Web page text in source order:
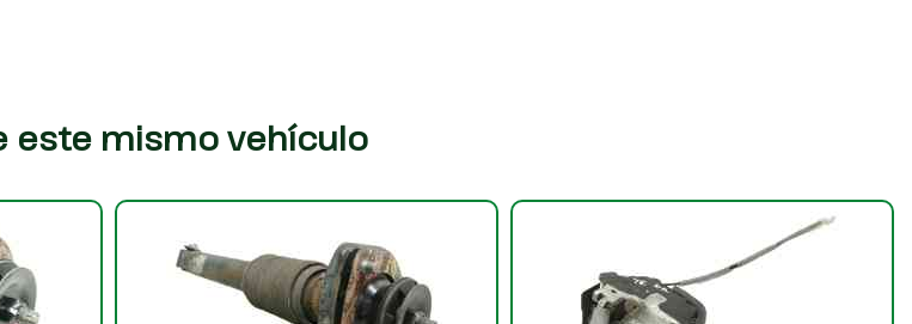
este mismo vehículo